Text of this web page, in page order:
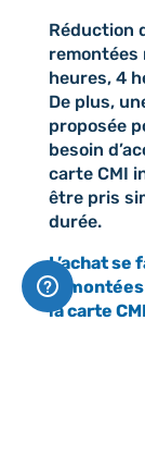
Réduction
remontées
heures, 4
De plus,
proposée
besoin
carte CMI
être pris
durée.
L’achat se
la carte